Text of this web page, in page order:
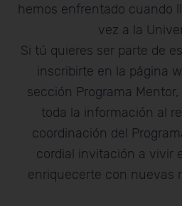
hemos enfrentado cuando
vez a la
Si tú quieres ser parte de
inscribirte en la página
sección Programa
toda la información al
coordinación del
cordial invitación a vivir
enriquecerte con nuevas